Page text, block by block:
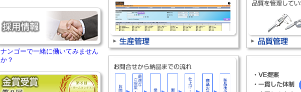
ナンゴーで一緒に働いてみません
か？